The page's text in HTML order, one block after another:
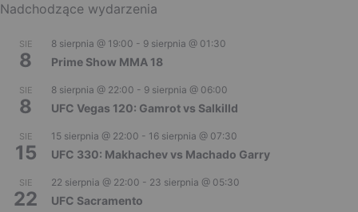
Nadchodzące wydarzenia
SIE
8
8 sierpnia @ 19:00 - 9 sierpnia @ 01:30
Prime Show MMA 18
SIE
8
8 sierpnia @ 22:00 - 9 sierpnia @ 06:00
UFC Vegas 120: Gamrot vs Salkilld
SIE
15
15 sierpnia @ 22:00 - 16 sierpnia @ 07:30
UFC 330: Makhachev vs Machado Garry
SIE
22
22 sierpnia @ 22:00 - 23 sierpnia @ 05:30
UFC Sacramento